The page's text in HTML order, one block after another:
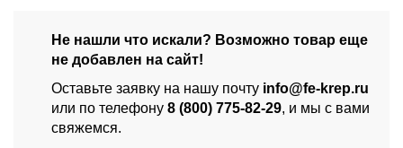
Не нашли что искали? Возможно товар еще
не добавлен на сайт!
Оставьте заявку на нашу почту info@fe-krep.ru
или по телефону 8 (800) 775-82-29, и мы с вами
свяжемся.